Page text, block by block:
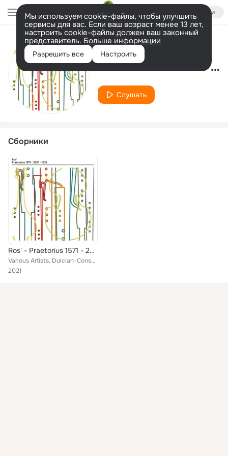
Войти
Мы используем cookie-файлы, чтобы улучшить
сервисы для вас. Если ваш возраст менее 13 лет,
настроить cookie-файлы должен ваш законный
представитель. Больше информации
Разрешить все Настроить
Исполнитель
Mixed-Consort der UdK Berlin
Слушать
Сборники
Ros' - Praetorius 1571 - 2021 - 1621
Various Artists, Dulcian-Consort der UdK Berlin, Blockflöten-Consort der UdK Berlin, Marco Heise, Daniel Seeger, Gamben-Consort ...
2021